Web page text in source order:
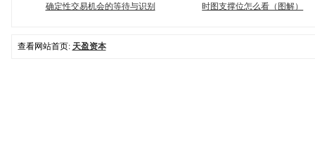
确定性交易机会的等待与识别
时图支撑位怎么看（图解）
查看网站首页: 天盈资本